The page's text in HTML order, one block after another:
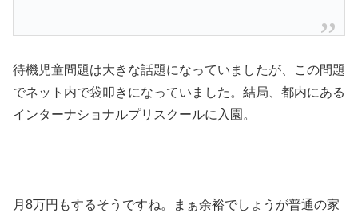
待機児童問題は大きな話題になっていましたが、この問題
でネット内で袋叩きになっていました。結局、都内にある
インターナショナルプリスクールに入園。
月8万円もするそうですね。まぁ余裕でしょうが普通の家